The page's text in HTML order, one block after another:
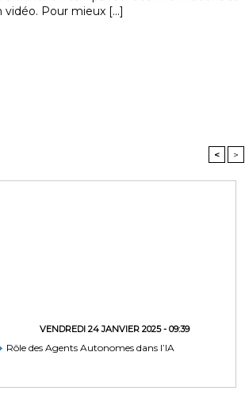
Pour mieux [...]
< >
VENDREDI 24 JANVIER 2025 - 09:39
Rôle des Agents Autonomes dans l’IA